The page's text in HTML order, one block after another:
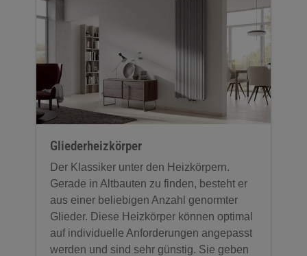
Gliederheizkörper
Der Klassiker unter den Heizkörpern.
Gerade in Altbauten zu finden, besteht er
aus einer beliebigen Anzahl genormter
Glieder. Diese Heizkörper können optimal
auf individuelle Anforderungen angepasst
werden und sind sehr günstig. Sie geben